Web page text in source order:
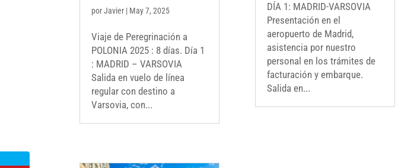
porJavier | May 7, 2025
Viaje de Peregrinación a
POLONIA 2025 : 8 días. Día 1
: MADRID – VARSOVIA
Salida en vuelo de línea
regular con destino a
Varsovia, con...
DÍA 1: MADRID-VARSOVIA
Presentación en el
aeropuerto de Madrid,
asistencia por nuestro
personal en los trámites de
facturación y embarque.
Salida en...